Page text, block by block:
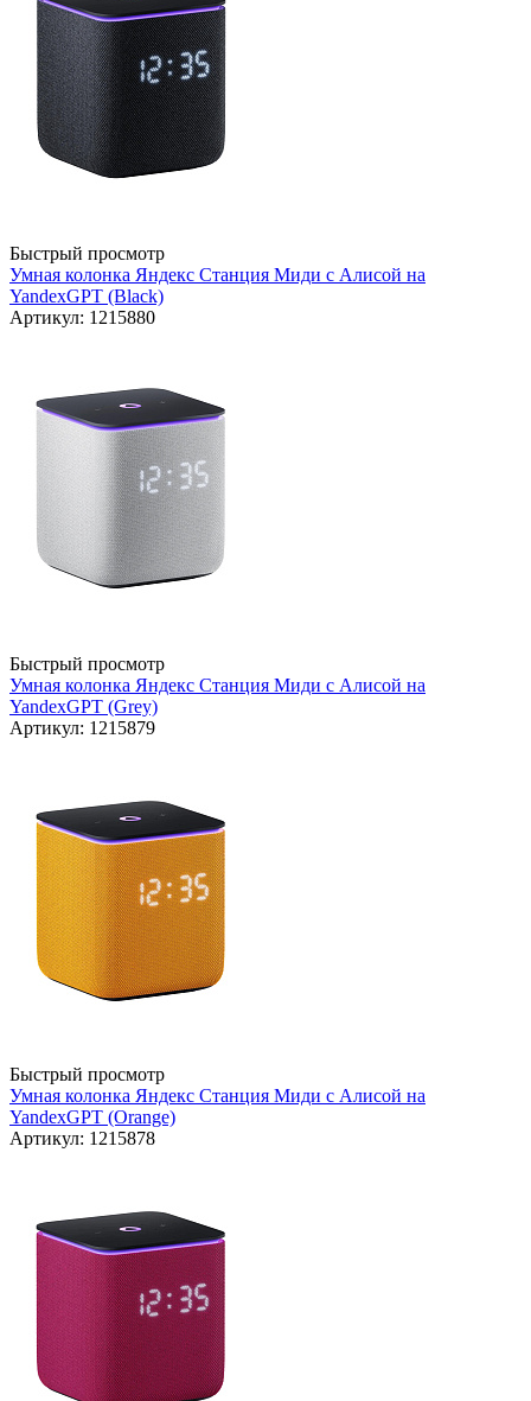
Быстрый просмотр
Умная колонка Яндекс Станция Миди с Алисой на
YandexGPT (Black)
Артикул: 1215880
Быстрый просмотр
Умная колонка Яндекс Станция Миди с Алисой на
YandexGPT (Grey)
Артикул: 1215879
Быстрый просмотр
Умная колонка Яндекс Станция Миди с Алисой на
YandexGPT (Orange)
Артикул: 1215878